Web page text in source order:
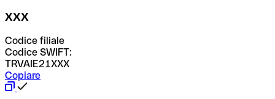
XXX
Codice filiale
Codice SWIFT:
TRVAIE21XXX
Copiare